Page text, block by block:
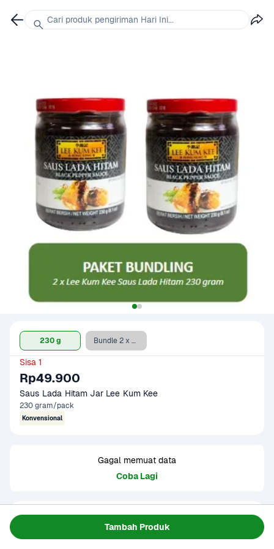
Tambah Produk
230 g Bundle 2 x Lee Kum Kee Saus Lada Hitam 230 gram
Sisa 1
Rp49.900
Saus Lada Hitam Jar Lee Kum Kee
230 gram/pack
Konvensional
Gagal memuat data
Coba Lagi
Informasi Produk
Lee Kum Kee Saus Lada Hitam adalah saos lada hitam
Cari produk pengiriman Hari Ini...